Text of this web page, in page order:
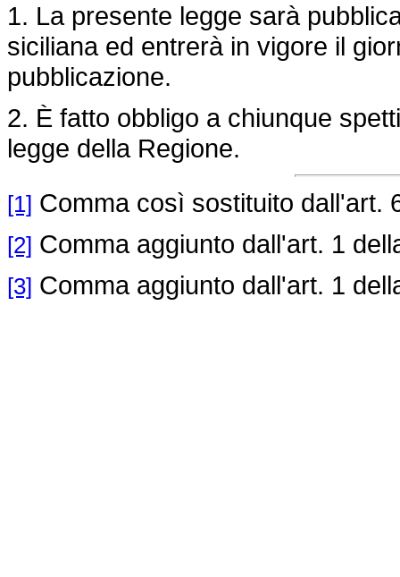
1. La presente legge sarà
siciliana ed entrerà in vigore il
pubblicazione.
2. È fatto obbligo a chiunque
legge della Regione.
[1] Comma così sostituito dall'art.
[2] Comma aggiunto dall'art. 1
[3] Comma aggiunto dall'art. 1